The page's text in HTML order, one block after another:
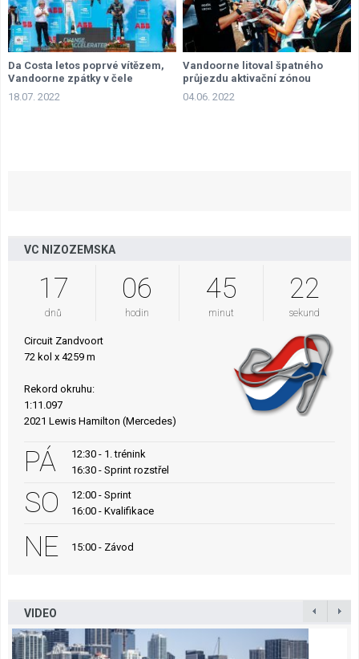
Da Costa letos poprvé vítězem,
Vandoorne zpátky v čele
18.07. 2022
Vandoorne litoval špatného
průjezdu aktivační zónou
04.06. 2022
VC NIZOZEMSKA
17
dnů
06
hodin
45
minut
21
sekund
Circuit Zandvoort
72 kol x 4259 m
Rekord okruhu:
1:11.097
2021 Lewis Hamilton (Mercedes)
PÁ
12:30 - 1. trénink
16:30 - Sprint rozstřel
SO
12:00 - Sprint
16:00 - Kvalifikace
NE 15:00 - Závod
VIDEO